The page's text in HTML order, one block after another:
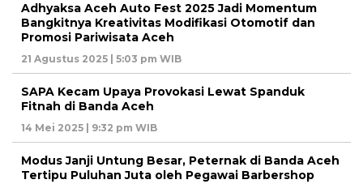
Adhyaksa Aceh Auto Fest 2025 Jadi Momentum
Bangkitnya Kreativitas Modifikasi Otomotif dan
Promosi Pariwisata Aceh
21 Agustus 2025 | 5:03 pm WIB
SAPA Kecam Upaya Provokasi Lewat Spanduk
Fitnah di Banda Aceh
14 Mei 2025 | 9:32 pm WIB
Modus Janji Untung Besar, Peternak di Banda Aceh
Tertipu Puluhan Juta oleh Pegawai Barbershop